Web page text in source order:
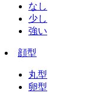
なし
少し
強い
顔型
丸型
卵型